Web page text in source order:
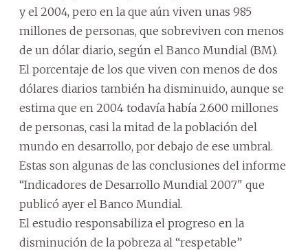
y el 2004, pero en la que aún viven unas 985
millones de personas, que sobreviven con menos
de un dólar diario, según el Banco Mundial (BM).
El porcentaje de los que viven con menos de dos
dólares diarios también ha disminuido, aunque se
estima que en 2004 todavía había 2.600 millones
de personas, casi la mitad de la población del
mundo en desarrollo, por debajo de ese umbral.
Estas son algunas de las conclusiones del informe
“Indicadores de Desarrollo Mundial 2007" que
publicó ayer el Banco Mundial.
El estudio responsabiliza el progreso en la
disminución de la pobreza al “respetable”